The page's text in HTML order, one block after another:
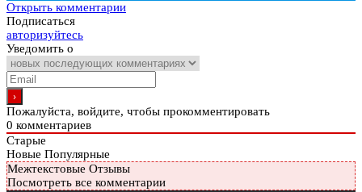
Открыть комментарии
Подписаться
авторизуйтесь
Уведомить о
Пожалуйста, войдите, чтобы прокомментировать
0 комментариев
Старые
Новые Популярные
Межтекстовые Отзывы
Посмотреть все комментарии